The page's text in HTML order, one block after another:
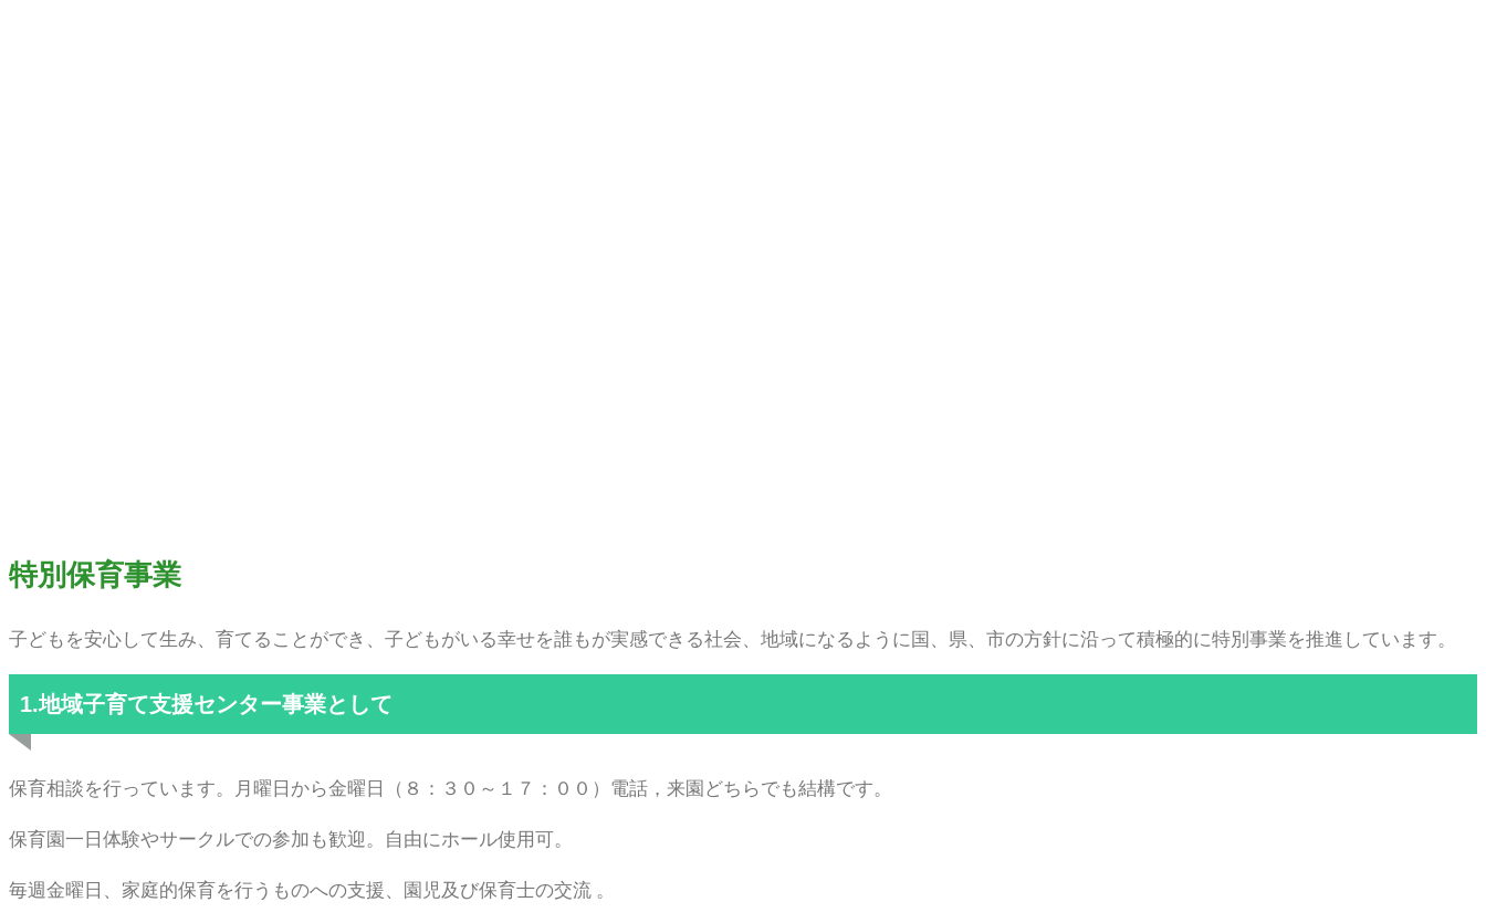
特別保育事業
子どもを安心して生み、育てることができ、子どもがいる幸せを誰もが実感できる社会、地域になるように国、県、市の方針に沿って積極的に特別事業を推進しています。
1.地域子育て支援センター事業として
保育相談を行っています。月曜日から金曜日（８：３０～１７：００）電話，来園どちらでも結構です。
保育園一日体験やサークルでの参加も歓迎。自由にホール使用可。
毎週金曜日、家庭的保育を行うものへの支援、園児及び保育士の交流 。